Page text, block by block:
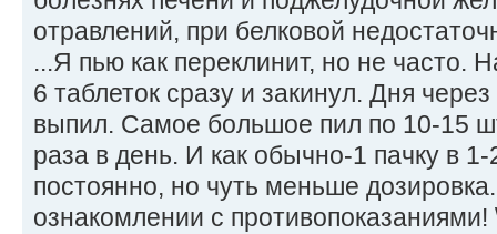
отравлений, при белковой
...Я пью как переклинит, но не часто.
6 таблеток сразу и закинул. Дня
выпил. Самое большое пил по 10-15
раза в день. И как обычно-1 пачку в
постоянно, но чуть меньше
ознакомлении с противопоказаниями!